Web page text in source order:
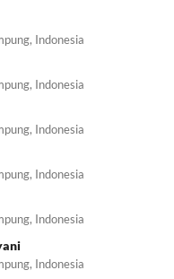
Indonesia
Indonesia
Indonesia
Indonesia
Indonesia
Indonesia